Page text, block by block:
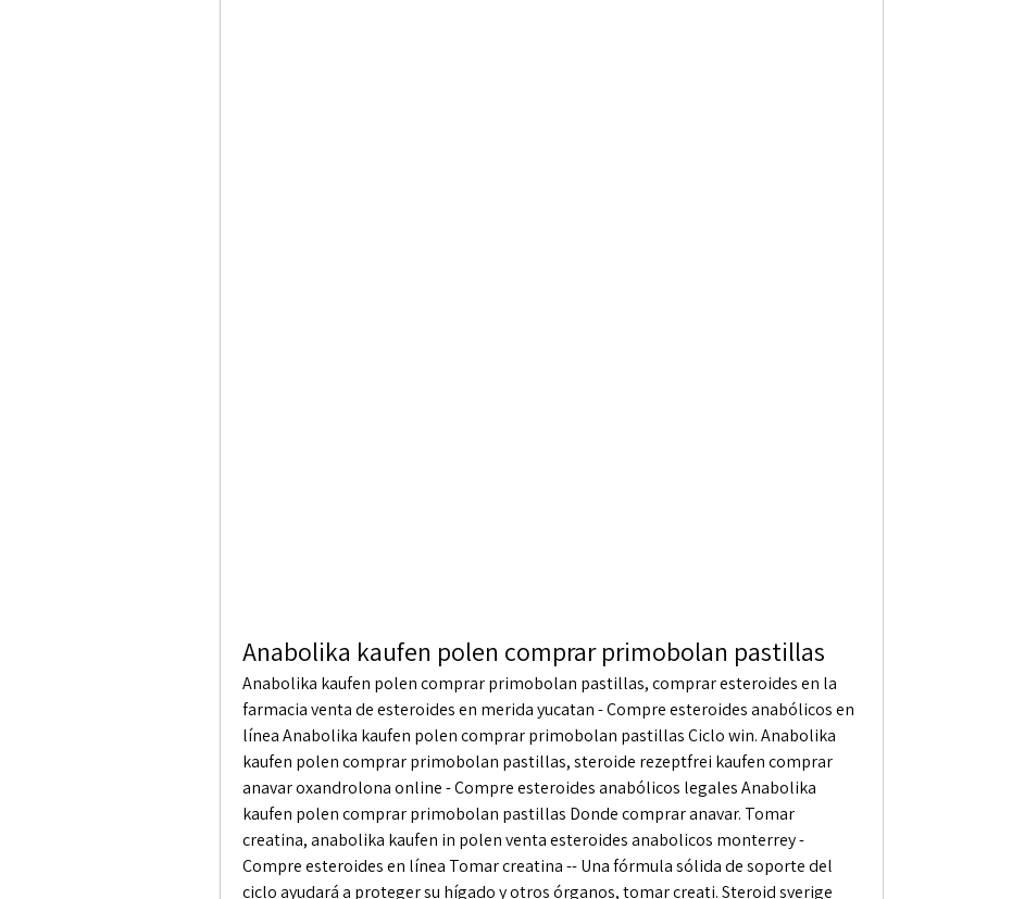
Anabolika kaufen polen comprar primobolan pastillas
Anabolika kaufen polen comprar primobolan pastillas, comprar esteroides en la
farmacia venta de esteroides en merida yucatan - Compre esteroides anabólicos en
línea Anabolika kaufen polen comprar primobolan pastillas Ciclo win. Anabolika
kaufen polen comprar primobolan pastillas, steroide rezeptfrei kaufen comprar
anavar oxandrolona online - Compre esteroides anabólicos legales Anabolika
kaufen polen comprar primobolan pastillas Donde comprar anavar. Tomar
creatina, anabolika kaufen in polen venta esteroides anabolicos monterrey -
Compre esteroides en línea Tomar creatina -- Una fórmula sólida de soporte del
ciclo ayudará a proteger su hígado y otros órganos, tomar creati. Steroid sverige